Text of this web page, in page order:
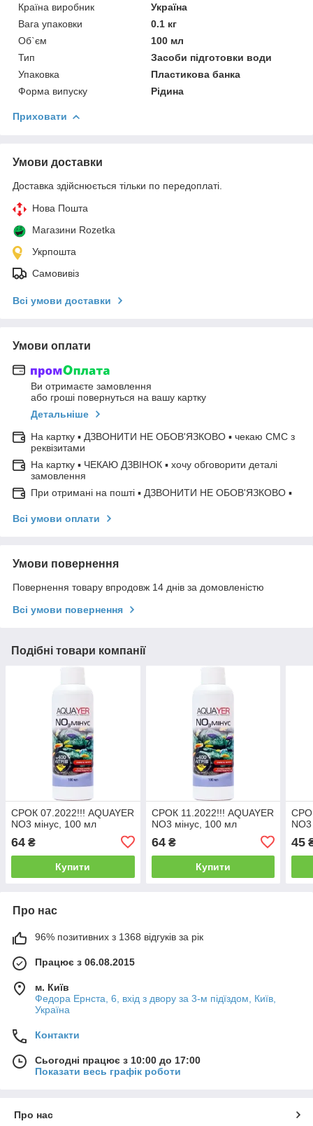
Країна виробник
Україна
Вага упаковки
0.1 кг
Об`єм
100 мл
Тип
Засоби підготовки води
Упаковка
Пластикова банка
Форма випуску
Рідина
Приховати
Умови доставки
Доставка здійснюється тільки по передоплаті.
Нова Пошта
Магазини Rozetka
Укрпошта
Самовивіз
Всі умови доставки
Умови оплати
Ви отримаєте замовлення
або гроші повернуться на вашу картку
Детальніше
На картку ▪ ДЗВОНИТИ НЕ ОБОВ'ЯЗКОВО ▪ чекаю СМС з
реквізитами
На картку ▪ ЧЕКАЮ ДЗВІНОК ▪ хочу обговорити деталі
замовлення
При отримані на пошті ▪ ДЗВОНИТИ НЕ ОБОВ'ЯЗКОВО ▪
Всі умови оплати
Умови повернення
Повернення товару впродовж 14 днів за домовленістю
Всі умови повернення
Подібні товари компанії
СРОК 07.2022!!! AQUAYER
NO3 мінус, 100 мл
64 ₴
Купити
СРОК 11.2022!!! AQUAYER
NO3 мінус, 100 мл
64₴
Купити
45
Про нас
96% позитивних з 1368 відгуків за рік
Працює з 06.08.2015
м. Київ
Федора Ернста, 6, вхід з двору за 3-м підїздом, Київ,
Україна
Контакти
Сьогодні працює з 10:00 до 17:00
Показати весь графік роботи
Про нас